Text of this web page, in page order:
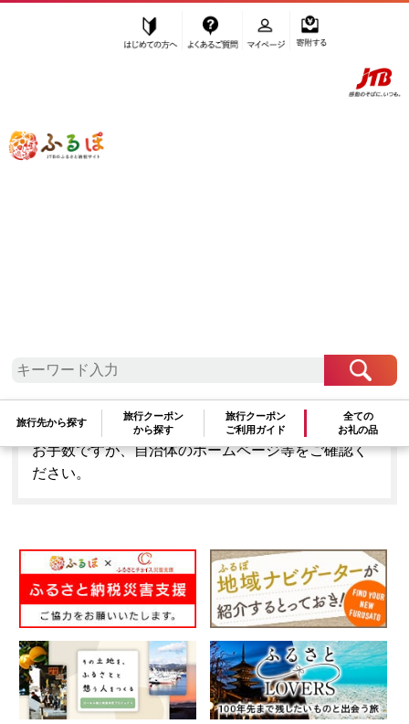
ふるぽ JTBのふるさと納税サイト
旅行先から探す
旅行クーポン
から探す
旅行クーポン
ご利用ガイド
全ての
お礼の品
「鹿児島県宇検村」はふるぽからお申込みをするこ
とはできません。
お手数ですが、自治体のホームページ等をご確認く
ださい。